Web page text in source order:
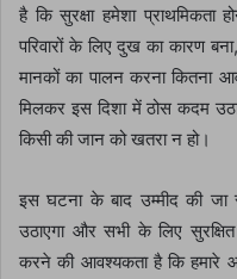
है कि सुरक्षा हमेशा प्राथमिकता
परिवारों के लिए दुख का कारण
मानकों का पालन करना
मिलकर इस दिशा में ठोस कदम
किसी की जान को खतरा न हो।
इस घटना के बाद उम्मीद की
उठाएगा और सभी के लिए
करने की आवश्यकता है कि हमारे